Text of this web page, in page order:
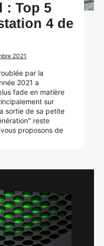
: Top 5
4 de
2021
par la
2021 a
fade en matière
sur
sortie de sa petite
reste
proposons de